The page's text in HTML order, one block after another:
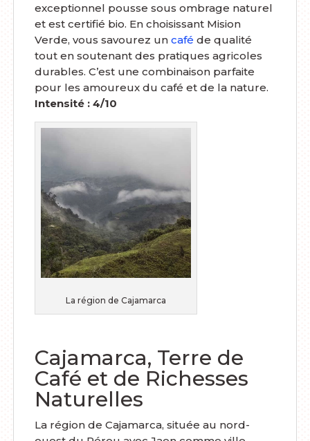
exceptionnel pousse sous ombrage naturel
et est certifié bio. En choisissant Mision
Verde, vous savourez un café de qualité
tout en soutenant des pratiques agricoles
durables. C’est une combinaison parfaite
pour les amoureux du café et de la nature.
Intensité : 4/10
La région de Cajamarca
Cajamarca, Terre de
Café et de Richesses
Naturelles
La région de Cajamarca, située au nord-